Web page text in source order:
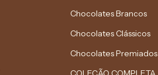
Chocolates Brancos
Chocolates Clássicos
Chocolates Premiados